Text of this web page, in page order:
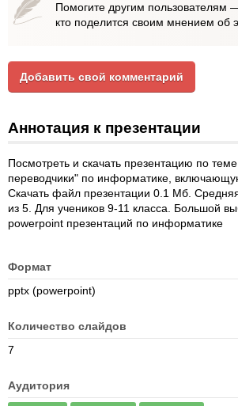
Помогите другим пользователям
кто поделится своим мнением об
Добавить свой комментарий
Аннотация к презентации
Посмотреть и скачать презентацию по
переводчики" по информатике,
Скачать файл презентации 0.1 Мб.
из 5. Для учеников 9-11 класса. Большой
powerpoint презентаций по информатике
Формат
pptx (powerpoint)
Количество слайдов
7
Аудитория